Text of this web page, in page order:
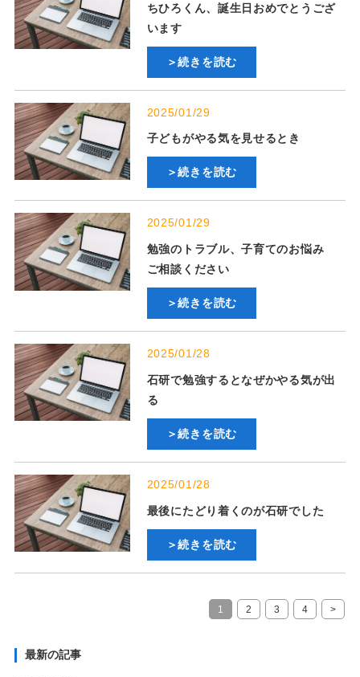
ちひろくん、誕生日おめでとうござ
います
＞続きを読む
2025/01/29
子どもがやる気を見せるとき
＞続きを読む
2025/01/29
勉強のトラブル、子育てのお悩み
ご相談ください
＞続きを読む
2025/01/28
石研で勉強するとなぜかやる気が出
る
＞続きを読む
2025/01/28
最後にたどり着くのが石研でした
＞続きを読む
1 2 3 4 >
最新の記事